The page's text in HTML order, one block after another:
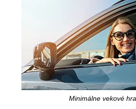
Minimálne vekové